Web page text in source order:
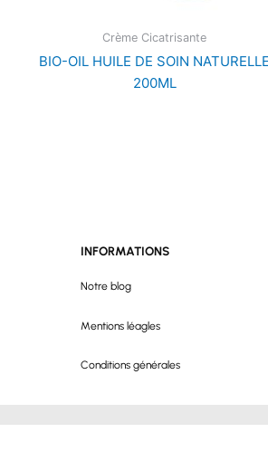
Crème Cicatrisante
BIO-OIL HUILE DE SOIN NATURELLE
200ML
INFORMATIONS
Notre blog
Mentions léagles
Conditions générales